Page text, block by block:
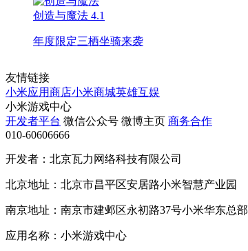
创造与魔法 4.1
年度限定三栖坐骑来袭
友情链接
小米应用商店小米商城英雄互娱
小米游戏中心
开发者平台 微信公众号 微博主页 商务合作
010-60606666
开发者：北京瓦力网络科技有限公司
北京地址：北京市昌平区安居路小米智慧产业园
南京地址：南京市建邺区永初路37号小米华东总部
应用名称：小米游戏中心